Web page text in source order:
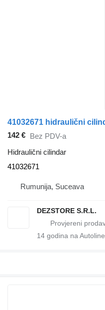
142 € Bez PDV-a
Hidraulični cilindar
41032671
Rumunija, Suceava
DEZSTORE S.R.L.
14 godina na Autoline